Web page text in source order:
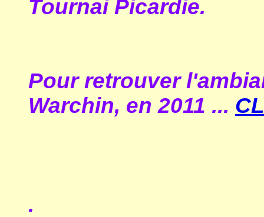
Tournai Picardie.
Pour retrouver
Warchin, en 2011 ...
.